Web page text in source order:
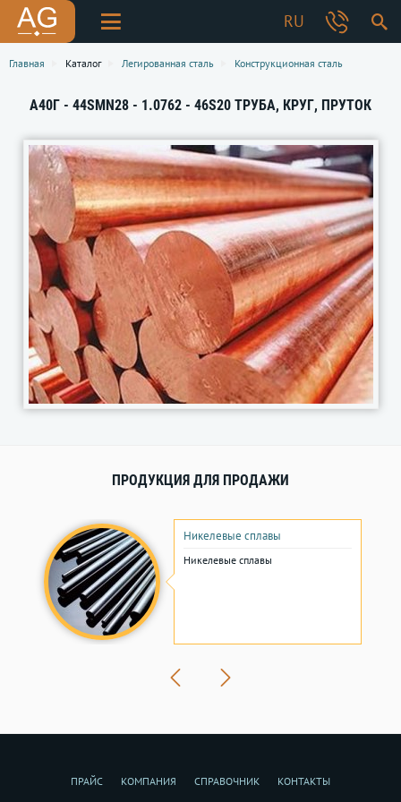
RU
Главная Каталог Легированная сталь Конструкционная сталь
А40Г - 44SMN28 - 1.0762 - 46S20 ТРУБА, КРУГ, ПРУТОК
ПРОДУКЦИЯ ДЛЯ ПРОДАЖИ
Никелевые сплавы
Никелевые сплавы
ПРАЙС КОМПАНИЯ СПРАВОЧНИК КОНТАКТЫ